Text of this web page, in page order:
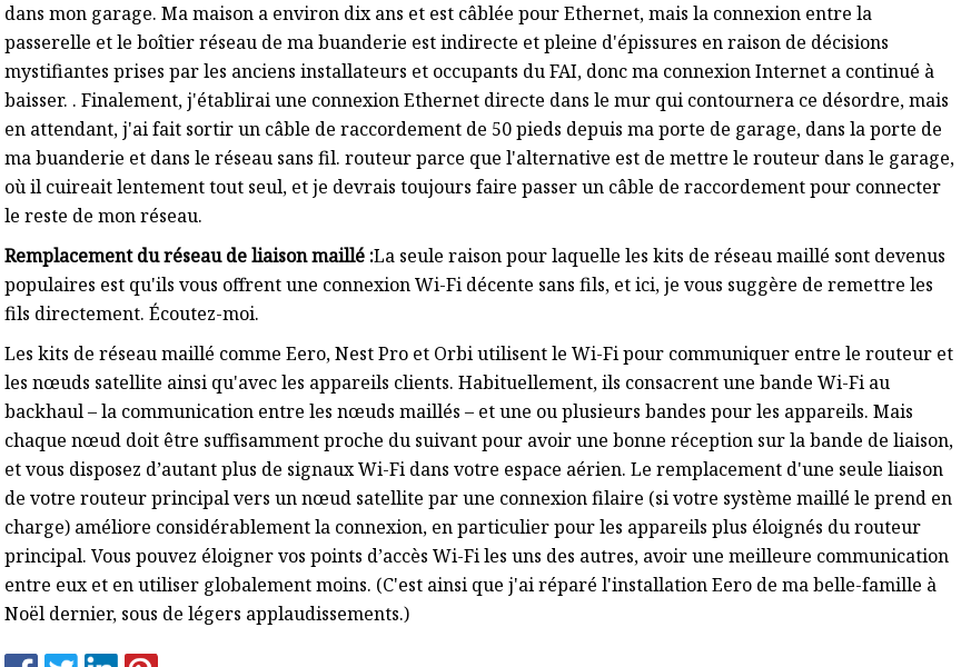
dans mon garage. Ma maison a environ dix ans et est câblée pour Ethernet, mais la connexion entre la
passerelle et le boîtier réseau de ma buanderie est indirecte et pleine d'épissures en raison de décisions
mystifiantes prises par les anciens installateurs et occupants du FAI, donc ma connexion Internet a continué à
baisser. . Finalement, j'établirai une connexion Ethernet directe dans le mur qui contournera ce désordre, mais
en attendant, j'ai fait sortir un câble de raccordement de 50 pieds depuis ma porte de garage, dans la porte de
ma buanderie et dans le réseau sans fil. routeur parce que l'alternative est de mettre le routeur dans le garage,
où il cuireait lentement tout seul, et je devrais toujours faire passer un câble de raccordement pour connecter
le reste de mon réseau.
Remplacement du réseau de liaison maillé :La seule raison pour laquelle les kits de réseau maillé sont devenus
populaires est qu'ils vous offrent une connexion Wi-Fi décente sans fils, et ici, je vous suggère de remettre les
fils directement. Écoutez-moi.
Les kits de réseau maillé comme Eero, Nest Pro et Orbi utilisent le Wi-Fi pour communiquer entre le routeur et
les nœuds satellite ainsi qu'avec les appareils clients. Habituellement, ils consacrent une bande Wi-Fi au
backhaul – la communication entre les nœuds maillés – et une ou plusieurs bandes pour les appareils. Mais
chaque nœud doit être suffisamment proche du suivant pour avoir une bonne réception sur la bande de liaison,
et vous disposez d’autant plus de signaux Wi-Fi dans votre espace aérien. Le remplacement d'une seule liaison
de votre routeur principal vers un nœud satellite par une connexion filaire (si votre système maillé le prend en
charge) améliore considérablement la connexion, en particulier pour les appareils plus éloignés du routeur
principal. Vous pouvez éloigner vos points d’accès Wi-Fi les uns des autres, avoir une meilleure communication
entre eux et en utiliser globalement moins. (C'est ainsi que j'ai réparé l'installation Eero de ma belle-famille à
Noël dernier, sous de légers applaudissements.)